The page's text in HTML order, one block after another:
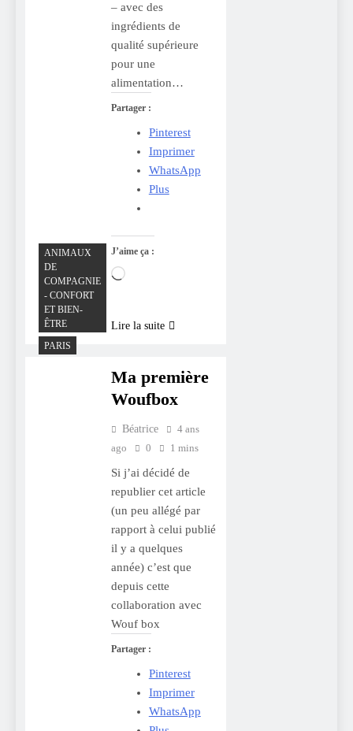
– avec des
ingrédients de
qualité supérieure
pour une
alimentation…
Partager :
Pinterest
Imprimer
WhatsApp
Plus
J’aime ça :
Chargement…
Lire la suite
ANIMAUX
DE
COMPAGNIE
- CONFORT
ET BIEN-
ÊTRE
PARIS
Ma première
Woufbox
Béatrice
4 ans
ago
0 1 mins
Si j’ai décidé de
republier cet article
(un peu allégé par
rapport à celui publié
il y a quelques
année) c’est que
depuis cette
collaboration avec
Wouf box
Partager :
Pinterest
Imprimer
WhatsApp